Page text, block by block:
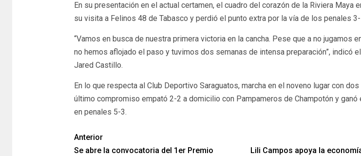
En su presentación en el actual certamen, el cuadro del corazón de la Riviera Maya
su visita a Felinos 48 de Tabasco y perdió el punto extra por la vía de los penales
“Vamos en busca de nuestra primera victoria en la cancha. Pese que a no jugamos
no hemos aflojado el paso y tuvimos dos semanas de intensa preparación”, indicó
Jared Castillo.
En lo que respecta al Club Deportivo Saraguatos, marcha en el noveno lugar con
último compromiso empató 2-2 a domicilio con Pampameros de Champotón y ganó
en penales 5-3.
Anterior
Se abre la convocatoria del 1er Premio
Lili Campos apoya la